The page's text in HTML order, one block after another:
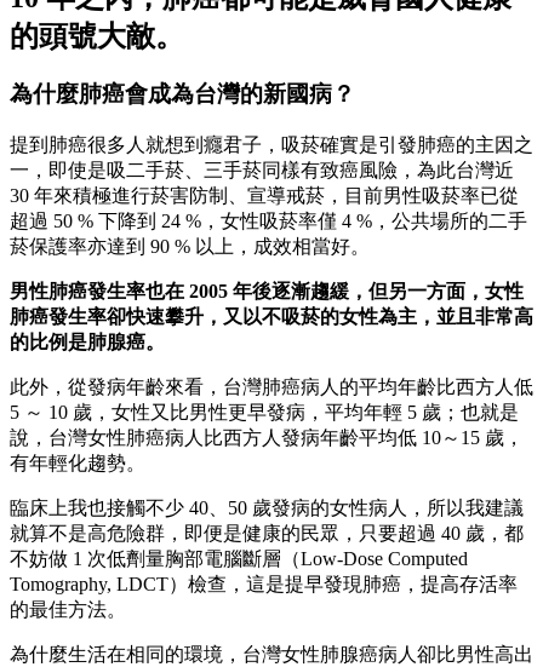
的頭號大敵。
為什麼肺癌會成為台灣的新國病？
提到肺癌很多人就想到癮君子，吸菸確實是引發肺癌的主因之
一，即使是吸二手菸、三手菸同樣有致癌風險，為此台灣近
30 年來積極進行菸害防制、宣導戒菸，目前男性吸菸率已從
超過 50 % 下降到 24 %，女性吸菸率僅 4 %，公共場所的二手
菸保護率亦達到 90 % 以上，成效相當好。
男性肺癌發生率也在 2005 年後逐漸趨緩，但另一方面，女性
肺癌發生率卻快速攀升，又以不吸菸的女性為主，並且非常高
的比例是肺腺癌。
此外，從發病年齡來看，台灣肺癌病人的平均年齡比西方人低
5 ～ 10 歲，女性又比男性更早發病，平均年輕 5 歲；也就是
說，台灣女性肺癌病人比西方人發病年齡平均低 10～15 歲，
有年輕化趨勢。
臨床上我也接觸不少 40、50 歲發病的女性病人，所以我建議
就算不是高危險群，即便是健康的民眾，只要超過 40 歲，都
不妨做 1 次低劑量胸部電腦斷層（Low-Dose Computed
Tomography, LDCT）檢查，這是提早發現肺癌，提高存活率
的最佳方法。
為什麼生活在相同的環境，台灣女性肺腺癌病人卻比男性高出